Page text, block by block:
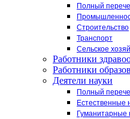
Полный
Строительство
Транспорт
Сельское
Работники
Работники
Деятели науки
Полный
Естественные
Гуманитарные